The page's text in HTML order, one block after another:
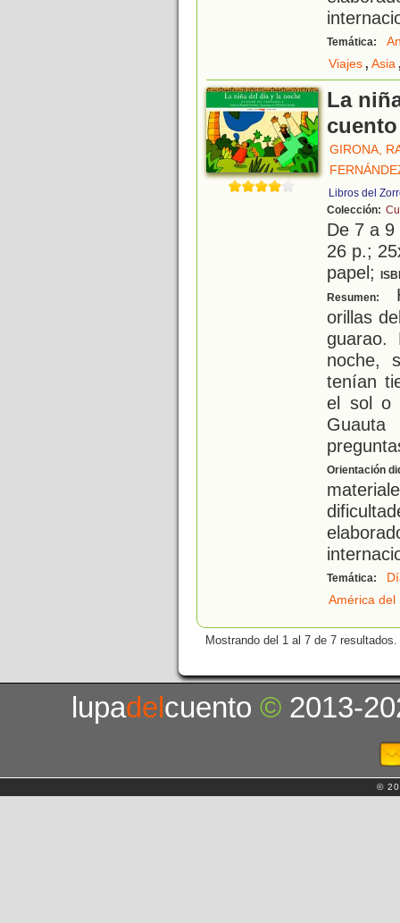
Temática:
Viajes, Asia
La
GIRONA,
Libros del
Colección:
De 7 a
26 p.;
papel;
Resumen:
orillas
noche,
tenían
el sol o
Orientación
Temática:
América del
Mostrando del 1 al 7 de 7 resultados.
lupadelcuento© 2013-
©